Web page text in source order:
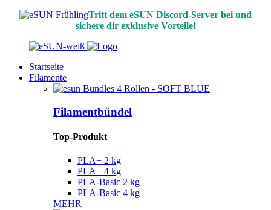
Tritt dem eSUN Discord-Server bei und
sichere dir exklusive Vorteile!
Startseite
Filamente
Filamentbündel
Top-Produkt
PLA+ 2 kg
PLA+ 4 kg
PLA-Basic 2 kg
PLA-Basic 4 kg
MEHR